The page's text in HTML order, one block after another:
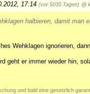
17:14 (vor 5035 Tagen) @
halbieren, damit man
Wehklagen ignorieren,
geht er immer wieder hin,
und bald eine gesetzlich